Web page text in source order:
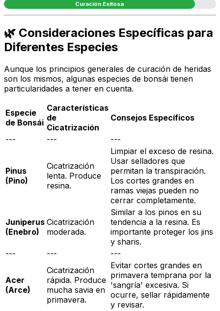
Curación Exitosa
🌿 Consideraciones Específicas para
Diferentes Especies
Aunque los principios generales de curación de heridas
son los mismos, algunas especies de bonsái tienen
particularidades a tener en cuenta.
Especie
de Bonsái
Características
de
Cicatrización
Consejos Específicos
--- --- ---
Pinus
(Pino)
Cicatrización
lenta. Produce
resina.
Limpiar el exceso de resina.
Usar selladores que
permitan la transpiración.
Los cortes grandes en
ramas viejas pueden no
cerrar completamente.
Juniperus
(Enebro)
Cicatrización
moderada.
Similar a los pinos en su
tendencia a la resina. Es
importante proteger los jins
y sharis.
---
--- ---
Acer
(Arce)
Cicatrización
rápida. Produce
mucha savia en
primavera.
Evitar cortes grandes en
primavera temprana por la
'sangría' excesiva. Si
ocurre, sellar rápidamente
y revisar.